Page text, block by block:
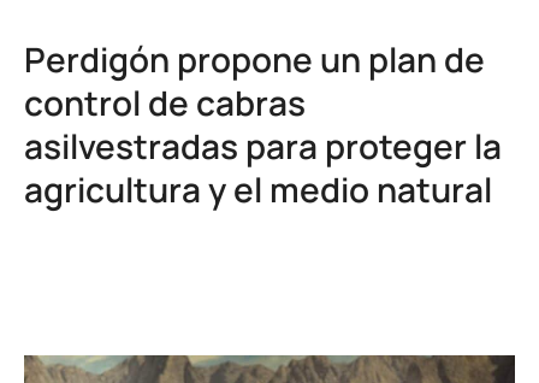
Perdigón propone un plan de
control de cabras
asilvestradas para proteger la
agricultura y el medio natural